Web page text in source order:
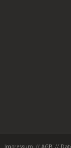
Impressum AGB